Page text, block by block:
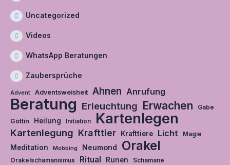
Uncategorized
Videos
WhatsApp Beratungen
Zaubersprüche
Advent Adventsweisheit Ahnen Anrufung
Beratung Erleuchtung Erwachen Gabe
Göttin Heilung Initiation Kartenlegen
Kartenlegung Krafttier Krafttiere Licht Magie
Meditation Mobbing Neumond Orakel
Orakelschamanismus Ritual Runen
Schamane